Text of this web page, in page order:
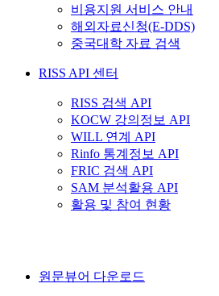
비용지원 서비스 안내
해외자료신청(E-DDS)
중국대학 자료 검색
RISS API 센터
RISS 검색 API
KOCW 강의정보 API
WILL 연계 API
Rinfo 통계정보 API
FRIC 검색 API
SAM 분석활용 API
활용 및 참여 현황
원문뷰어 다운로드